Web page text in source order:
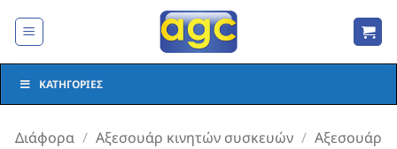
στο
ΚΑΤΗΓΟΡΊΕΣ
Διάφορα / Αξεσουάρ κινητών συσκευών / Αξεσουάρ